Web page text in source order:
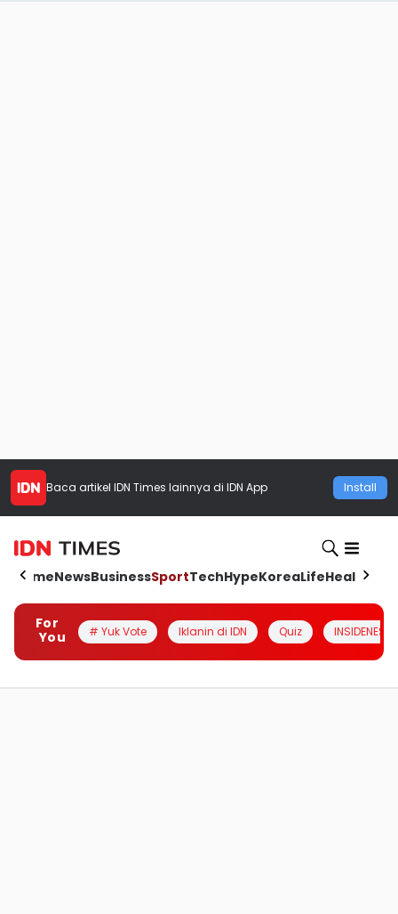
Baca artikel IDN Times lainnya di IDN App Install
HomeNewsBusinessSportTechHypeKoreaLifeHealth
For
You
# Yuk Vote Iklanin di IDN Quiz INSIDENESIA